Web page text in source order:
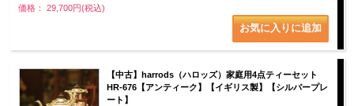
価格： 29,700円(税込)
【中古】harrods（ハロッズ）家庭用4点ティーセット
HR-676【アンティーク】【イギリス製】【シルバープレ
ート】